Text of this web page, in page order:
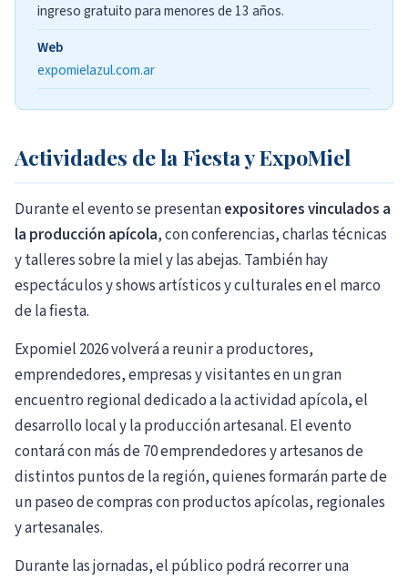
ingreso gratuito para menores de 13 años.
Web
expomielazul.com.ar
Actividades de la Fiesta y ExpoMiel
Durante el evento se presentanexpositores vinculados a
la producción apícola, con conferencias, charlas técnicas
y talleres sobre la miel y las abejas. También hay
espectáculos y shows artísticos y culturales en el marco
de la fiesta.
Expomiel 2026 volverá a reunir a productores,
emprendedores, empresas y visitantes en un gran
encuentro regional dedicado a la actividad apícola, el
desarrollo local y la producción artesanal. El evento
contará con más de 70 emprendedores y artesanos de
distintos puntos de la región, quienes formarán parte de
un paseo de compras con productos apícolas, regionales
y artesanales.
Durante las jornadas, el público podrá recorrer una